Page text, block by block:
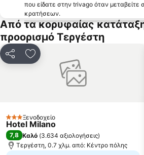
που είδατε στην trivago όταν μεταβείτε
κρατήσεων.
Από τα κορυφαίας
προορισμό Τεργέστη
ΚοινοποίησηΠροσθήκη στα αγαπημένα
3 ΑστέριαΞενοδοχείο
Hotel Milano
7,8 Καλό (3.634 αξιολογήσεις)
Τεργέστη, 0.7 χλμ. από: Κέντρο πόλης